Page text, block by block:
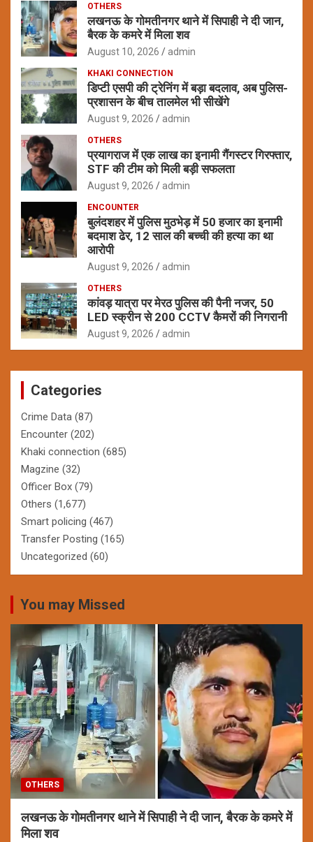
OTHERS
लखनऊ के गोमतीनगर थाने में सिपाही ने दी जान,
बैरक के कमरे में मिला शव
August 10, 2026 admin
KHAKI CONNECTION
डिप्टी एसपी की ट्रेनिंग में बड़ा बदलाव, अब पुलिस-
प्रशासन के बीच तालमेल भी सीखेंगे
August 9, 2026 admin
OTHERS
प्रयागराज में एक लाख का इनामी गैंगस्टर गिरफ्तार,
STF की टीम को मिली बड़ी सफलता
August 9, 2026 admin
ENCOUNTER
बुलंदशहर में पुलिस मुठभेड़ में 50 हजार का इनामी
बदमाश ढेर, 12 साल की बच्ची की हत्या का था
आरोपी
August 9, 2026 admin
OTHERS
कांवड़ यात्रा पर मेरठ पुलिस की पैनी नजर, 50
LED स्क्रीन से 200 CCTV कैमरों की निगरानी
August 9, 2026 admin
Categories
Crime Data (87)
Encounter (202)
Khaki connection (685)
Magzine (32)
Officer Box (79)
Others (1,677)
Smart policing (467)
Transfer Posting (165)
Uncategorized (60)
You may Missed
OTHERS
लखनऊ के गोमतीनगर थाने में सिपाही ने दी जान, बैरक के कमरे में
मिला शव